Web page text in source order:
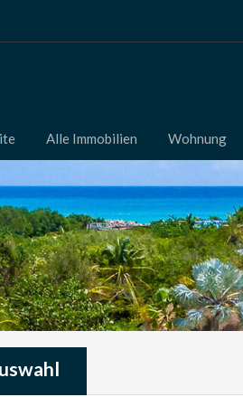
Alle Immobilien Wohnung